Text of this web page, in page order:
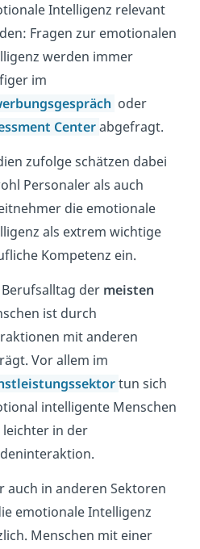
Intelligenz relevant
Fragen zur emotionalen
werden immer
im
oder
Centerabgefragt.
zufolge schätzen dabei
Personaler als auch
die emotionale
als extrem wichtige
Kompetenz ein.
der meisten
ist durch
mit anderen
Vor allem im
tun sich
intelligente Menschen
leichter in der
auch in anderen Sektoren
emotionale Intelligenz
Menschen mit einer